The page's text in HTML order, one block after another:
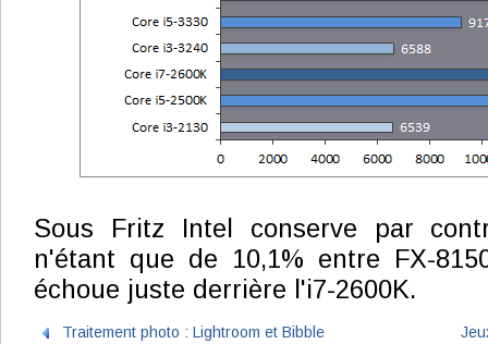
Sous Fritz Intel conserve par
n'étant que de 10,1% entre FX-
échoue juste derrière l'i7-2600K.
Traitement photo : Lightroom et Bibble